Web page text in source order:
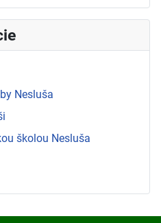
Nesluša
školou Nesluša